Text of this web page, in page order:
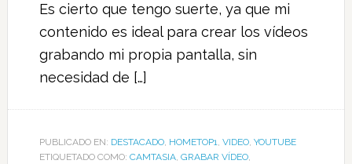
Es cierto que tengo suerte, ya que mi
contenido es ideal para crear los vídeos
grabando mi propia pantalla, sin
necesidad de […]
PUBLICADO EN: DESTACADO, HOMETOP1, VIDEO, YOUTUBE
ETIQUETADO COMO: CAMTASIA, GRABAR VÍDEO,